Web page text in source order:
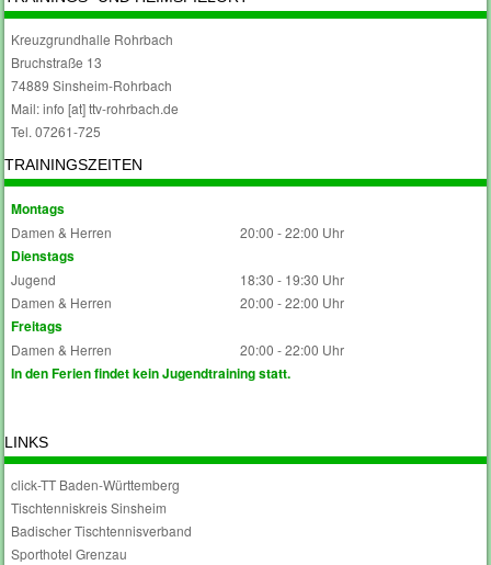
Kreuzgrundhalle Rohrbach
Bruchstraße 13
74889 Sinsheim-Rohrbach
Mail: info [at] ttv-rohrbach.de
Tel. 07261-725
TRAININGSZEITEN
Montags
Damen & Herren 20:00 - 22:00 Uhr
Dienstags
Jugend
18:30 - 19:30 Uhr
Damen & Herren
20:00 - 22:00 Uhr
Freitags
Damen & Herren 20:00 - 22:00 Uhr
In den Ferien findet kein Jugendtraining statt.
LINKS
click-TT Baden-Württemberg
Tischtenniskreis Sinsheim
Badischer Tischtennisverband
Sporthotel Grenzau